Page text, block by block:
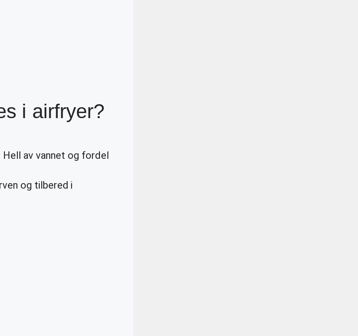
i airfryer?
av vannet og fordel
og tilbered i